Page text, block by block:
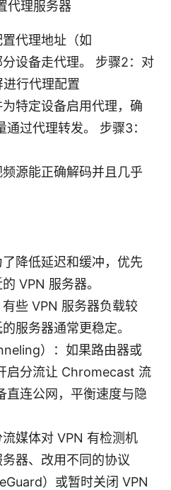
代理服务器
代理地址（如
设备走代理。 步骤2：对
行代理配置
特定设备启用代理，确
过代理转发。 步骤3：
源能正确解码并且几乎
降低延迟和缓冲，优先
VPN 服务器。
些 VPN 服务器负载较
服务器通常更稳定。
）：如果路由器或
启分流让 Chromecast 流
直连公网，平衡速度与隐
媒体对 VPN 有检测机
器、改用不同的协议
）或暂时关闭 VPN